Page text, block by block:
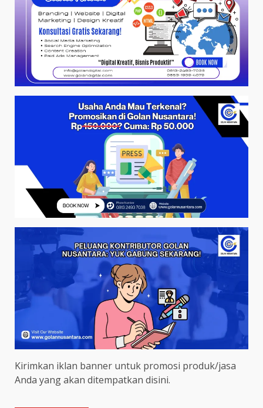
Kirimkan iklan banner untuk promosi produk/jasa
Anda yang akan ditempatkan disini.